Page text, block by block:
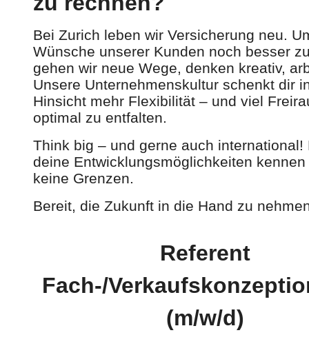
Bei Zurich leben wir Versicherung neu.
Wünsche unserer Kunden noch besser
gehen wir neue Wege, denken kreativ,
Unsere Unternehmenskultur schenkt dir
Hinsicht mehr Flexibilität – und viel
optimal zu entfalten.
Think big – und gerne auch international!
deine Entwicklungsmöglichkeiten
keine Grenzen.
Bereit, die Zukunft in die Hand zu
Referent
Fach-/
(m/w/d)